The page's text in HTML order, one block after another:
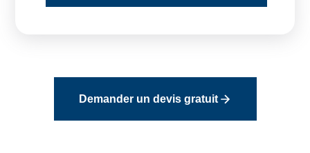
Demander un devis gratuit